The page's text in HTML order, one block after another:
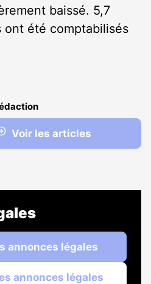
baissé. 5,7
ont été comptabilisés
Voir les articles
annonces légales
annonces légales